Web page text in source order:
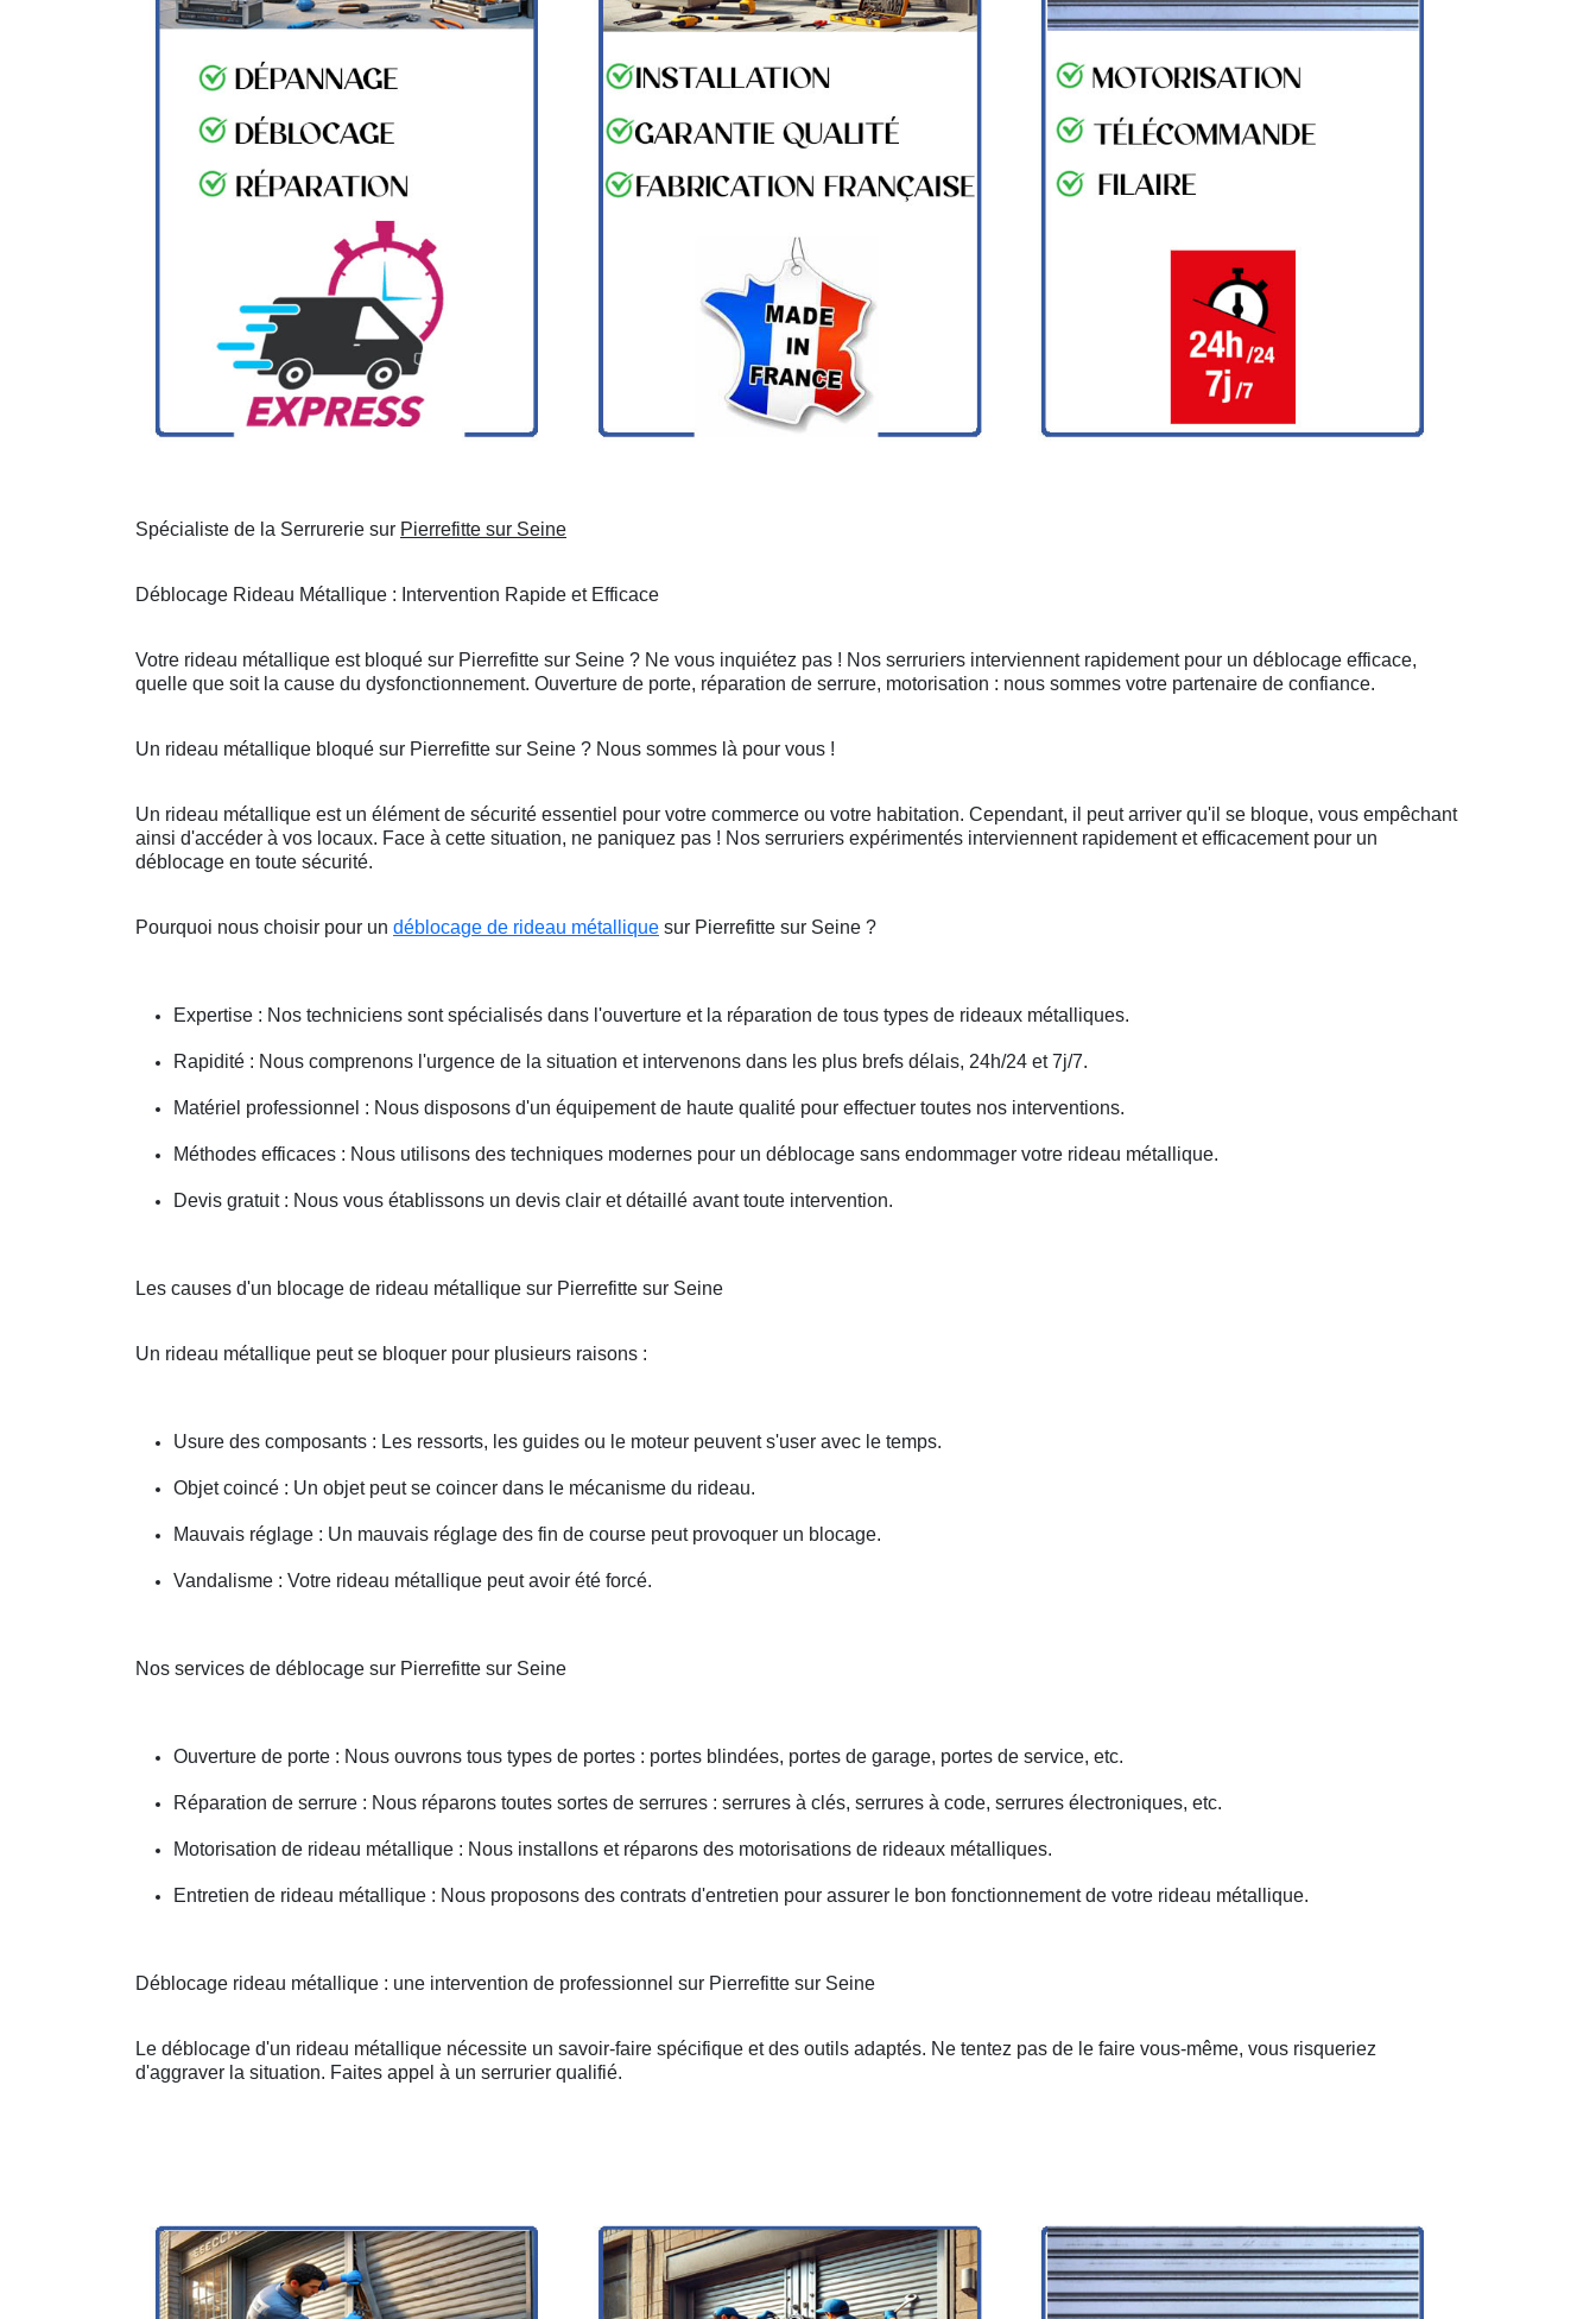
Spécialiste de la Serrurerie sur Pierrefitte sur Seine
Déblocage Rideau Métallique : Intervention Rapide et Efficace
Votre rideau métallique est bloqué sur Pierrefitte sur Seine ? Ne vous inquiétez pas ! Nos serruriers interviennent rapidement pour un déblocage efficace,
quelle que soit la cause du dysfonctionnement. Ouverture de porte, réparation de serrure, motorisation : nous sommes votre partenaire de confiance.
Un rideau métallique bloqué sur Pierrefitte sur Seine ? Nous sommes là pour vous !
Un rideau métallique est un élément de sécurité essentiel pour votre commerce ou votre habitation. Cependant, il peut arriver qu'il se bloque, vous empêchant
ainsi d'accéder à vos locaux. Face à cette situation, ne paniquez pas ! Nos serruriers expérimentés interviennent rapidement et efficacement pour un
déblocage en toute sécurité.
Pourquoi nous choisir pour un déblocage de rideau métallique sur Pierrefitte sur Seine ?
Expertise : Nos techniciens sont spécialisés dans l'ouverture et la réparation de tous types de rideaux métalliques.
Rapidité : Nous comprenons l'urgence de la situation et intervenons dans les plus brefs délais, 24h/24 et 7j/7.
Matériel professionnel : Nous disposons d'un équipement de haute qualité pour effectuer toutes nos interventions.
Méthodes efficaces : Nous utilisons des techniques modernes pour un déblocage sans endommager votre rideau métallique.
Devis gratuit : Nous vous établissons un devis clair et détaillé avant toute intervention.
Les causes d'un blocage de rideau métallique sur Pierrefitte sur Seine
Un rideau métallique peut se bloquer pour plusieurs raisons :
Usure des composants : Les ressorts, les guides ou le moteur peuvent s'user avec le temps.
Objet coincé : Un objet peut se coincer dans le mécanisme du rideau.
Mauvais réglage : Un mauvais réglage des fin de course peut provoquer un blocage.
Vandalisme : Votre rideau métallique peut avoir été forcé.
Nos services de déblocage sur Pierrefitte sur Seine
Ouverture de porte : Nous ouvrons tous types de portes : portes blindées, portes de garage, portes de service, etc.
Réparation de serrure : Nous réparons toutes sortes de serrures : serrures à clés, serrures à code, serrures électroniques, etc.
Motorisation de rideau métallique : Nous installons et réparons des motorisations de rideaux métalliques.
Entretien de rideau métallique : Nous proposons des contrats d'entretien pour assurer le bon fonctionnement de votre rideau métallique.
Déblocage rideau métallique : une intervention de professionnel sur Pierrefitte sur Seine
Le déblocage d'un rideau métallique nécessite un savoir-faire spécifique et des outils adaptés. Ne tentez pas de le faire vous-même, vous risqueriez
d'aggraver la situation. Faites appel à un serrurier qualifié.